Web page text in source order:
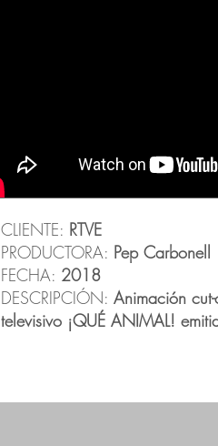
CLIENTE: RTVE
PRODUCTORA: Pep Carbonell
FECHA: 2018
DESCRIPCIÓN: Animación
televisivo ¡QUÉ ANIMAL!